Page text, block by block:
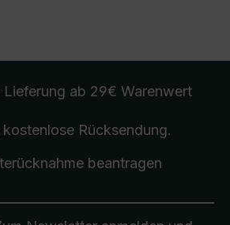
Lieferung ab 29€ Warenwert
kostenlose Rücksendung.
beantragen